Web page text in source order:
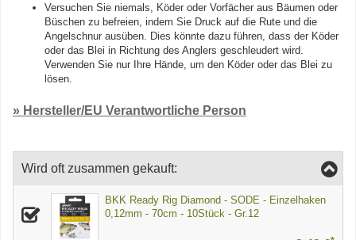
Versuchen Sie niemals, Köder oder Vorfächer aus Bäumen oder
Büschen zu befreien, indem Sie Druck auf die Rute und die
Angelschnur ausüben. Dies könnte dazu führen, dass der Köder
oder das Blei in Richtung des Anglers geschleudert wird.
Verwenden Sie nur Ihre Hände, um den Köder oder das Blei zu
lösen.
» Hersteller/EU Verantwortliche Person
Wird oft zusammen gekauft:
BKK Ready Rig Diamond - SODE - Einzelhaken
0,12mm - 70cm - 10Stück - Gr.12